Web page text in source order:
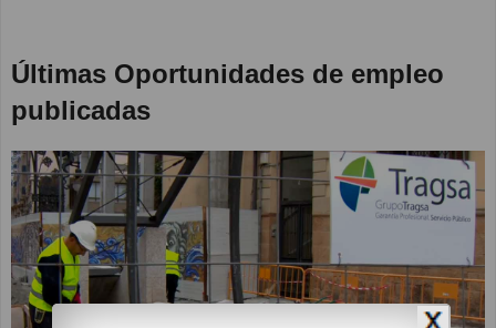
Últimas Oportunidades de empleo
publicadas